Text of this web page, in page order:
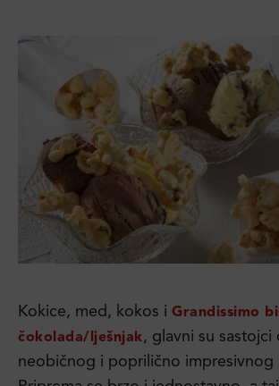
Kokice, med, kokos i Grandissimo
čokolada/lješnjak, glavni su sastojci
neobičnog i poprilično impresivnog